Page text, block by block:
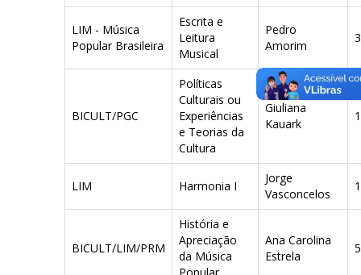
LIM - Música
Popular Brasileira
Escrita e
Leitura
Musical
Pedro
Amorim
3
BICULT/PGC
Políticas
Culturais ou
Experiências
e Teorias da
Cultura
Giuliana
Kauark
1
LIM Harmonia I
Jorge
Vasconcelos
1
BICULT/LIM/PRM
História e
Apreciação
da Música
Ana Carolina
Estrela
5